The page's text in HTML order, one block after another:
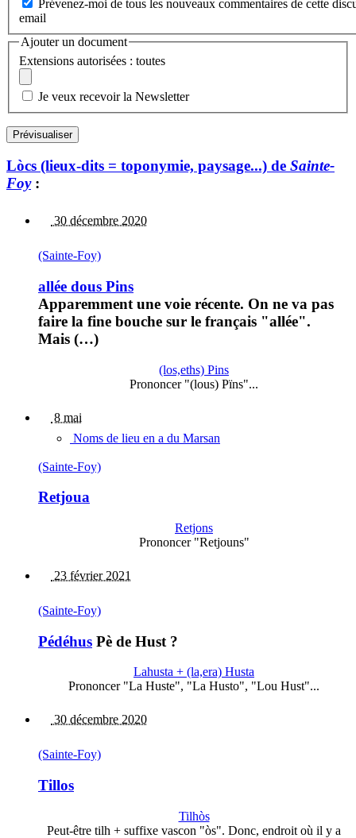
Prévenez-moi de tous les nouveaux commentaires de cette
email
Ajouter un document
Extensions autorisées : toutes
Je veux recevoir la Newsletter
Lòcs (lieux-dits = toponymie, paysage...) de Sainte-
Foy:
30 décembre 2020
(Sainte-Foy)
allée dous Pins
Apparemment une voie récente. On ne va pas
faire la fine bouche sur le français "allée".
Mais (…)
(los,eths) Pins
Prononcer "(lous) Pïns"...
8 mai
Noms de lieu en a du Marsan
(Sainte-Foy)
Retjoua
Retjons
Prononcer "Retjouns"
23 février 2021
(Sainte-Foy)
Pédéhus Pè de Hust ?
Lahusta + (la,era) Husta
Prononcer "La Huste", "La Husto", "Lou Hust"...
30 décembre 2020
(Sainte-Foy)
Tillos
Tilhòs
Peut-être tilh + suffixe vascon "òs". Donc, endroit où il y a